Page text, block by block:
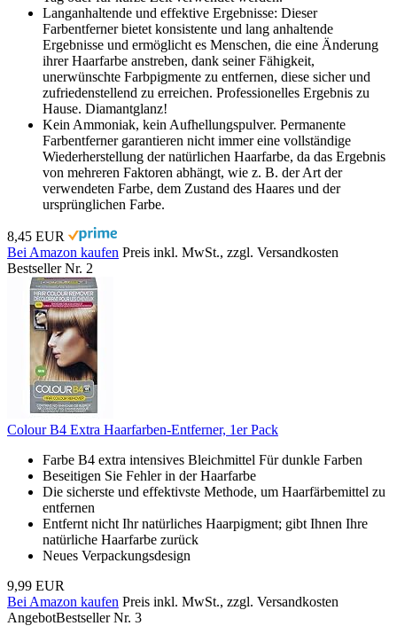
Langanhaltende und effektive Ergebnisse: Dieser
Farbentferner bietet konsistente und lang anhaltende
Ergebnisse und ermöglicht es Menschen, die eine Änderung
ihrer Haarfarbe anstreben, dank seiner Fähigkeit,
unerwünschte Farbpigmente zu entfernen, diese sicher und
zufriedenstellend zu erreichen. Professionelles Ergebnis zu
Hause. Diamantglanz!
Kein Ammoniak, kein Aufhellungspulver. Permanente
Farbentferner garantieren nicht immer eine vollständige
Wiederherstellung der natürlichen Haarfarbe, da das Ergebnis
von mehreren Faktoren abhängt, wie z. B. der Art der
verwendeten Farbe, dem Zustand des Haares und der
ursprünglichen Farbe.
8,45 EUR
Bei Amazon kaufen Preis inkl. MwSt., zzgl. Versandkosten
Bestseller Nr. 2
Colour B4 Extra Haarfarben-Entferner, 1er Pack
Farbe B4 extra intensives Bleichmittel Für dunkle Farben
Beseitigen Sie Fehler in der Haarfarbe
Die sicherste und effektivste Methode, um Haarfärbemittel zu
entfernen
Entfernt nicht Ihr natürliches Haarpigment; gibt Ihnen Ihre
natürliche Haarfarbe zurück
Neues Verpackungsdesign
9,99 EUR
Bei Amazon kaufen Preis inkl. MwSt., zzgl. Versandkosten
AngebotBestseller Nr. 3